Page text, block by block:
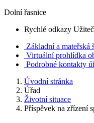
Dolní řasnice
Rychlé odkazy
Základní a mateřská
Virtuální prohlídka
Podrobné kontakty
Úvodní stránka
Úřad
Životní situace
Příspěvek na zřízení